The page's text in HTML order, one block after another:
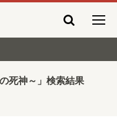
死神～」検索結果